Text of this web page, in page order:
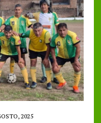
2025